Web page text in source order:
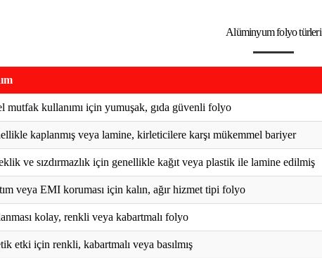
Alüminyum folyo türleri
mutfak kullanımı için yumuşak, gıda güvenli folyo
kaplanmış veya lamine, kirleticilere karşı mükemmel bariyer
ve sızdırmazlık için genellikle kağıt veya plastik ile lamine edilmiş
veya EMI koruması için kalın, ağır hizmet tipi folyo
kolay, renkli veya kabartmalı folyo
etki için renkli, kabartmalı veya basılmış